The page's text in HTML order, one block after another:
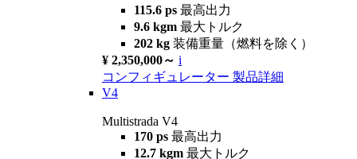
115.6 ps 最高出力
9.6 kgm 最大トルク
202 kg 装備重量（燃料を除く）
¥ 2,350,000～ i
コンフィギュレーター 製品詳細
V4
Multistrada V4
170 ps 最高出力
12.7 kgm 最大トルク